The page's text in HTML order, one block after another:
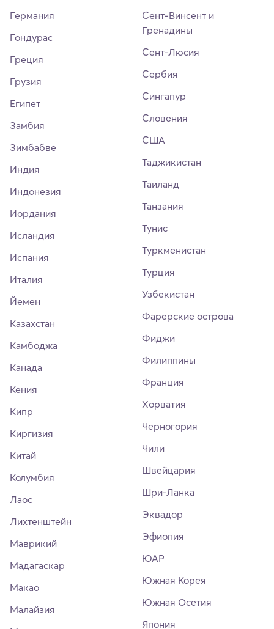
Германия
Гондурас
Греция
Грузия
Египет
Замбия
Зимбабве
Индия
Индонезия
Иордания
Исландия
Испания
Италия
Йемен
Казахстан
Камбоджа
Канада
Кения
Кипр
Киргизия
Китай
Колумбия
Лаос
Лихтенштейн
Маврикий
Мадагаскар
Макао
Малайзия
Сент-Винсент и
Гренадины
Сент-Люсия
Сербия
Сингапур
Словения
США
Таджикистан
Таиланд
Танзания
Тунис
Туркменистан
Турция
Узбекистан
Фарерские острова
Фиджи
Филиппины
Франция
Хорватия
Черногория
Чили
Швейцария
Шри-Ланка
Эквадор
Эфиопия
ЮАР
Южная Корея
Южная Осетия
Япония